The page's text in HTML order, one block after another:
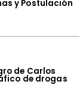
y Postulación
de Carlos
de drogas